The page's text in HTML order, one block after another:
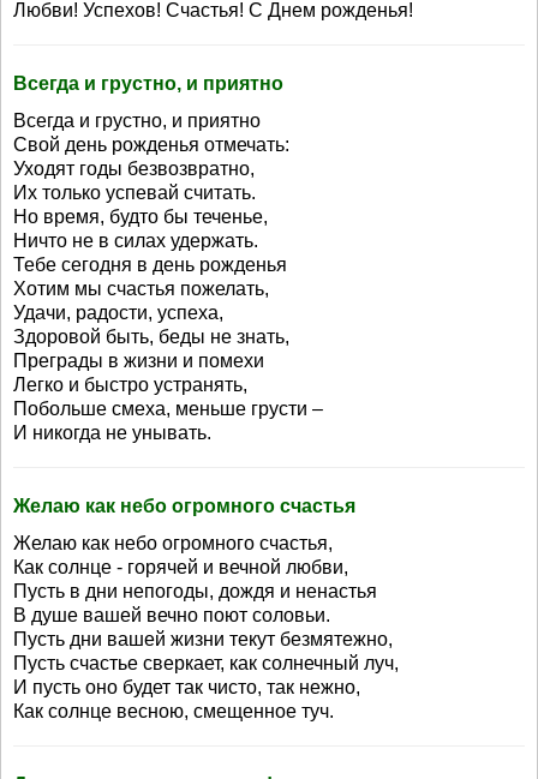
Любви! Успехов! Счастья! С Днем рожденья!
Всегда и грустно, и приятно
Всегда и грустно, и приятно
Свой день рожденья отмечать:
Уходят годы безвозвратно,
Их только успевай считать.
Но время, будто бы теченье,
Ничто не в силах удержать.
Тебе сегодня в день рожденья
Хотим мы счастья пожелать,
Удачи, радости, успеха,
Здоровой быть, беды не знать,
Преграды в жизни и помехи
Легко и быстро устранять,
Побольше смеха, меньше грусти –
И никогда не унывать.
Желаю как небо огромного счастья
Желаю как небо огромного счастья,
Как солнце - горячей и вечной любви,
Пусть в дни непогоды, дождя и ненастья
В душе вашей вечно поют соловьи.
Пусть дни вашей жизни текут безмятежно,
Пусть счастье сверкает, как солнечный луч,
И пусть оно будет так чисто, так нежно,
Как солнце весною, смещенное туч.